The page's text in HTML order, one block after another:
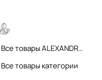
Все товары ALEXANDRE VASSILIEV
Все товары категории